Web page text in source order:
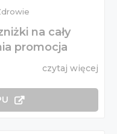
na cały
promocja
czytaj więcej